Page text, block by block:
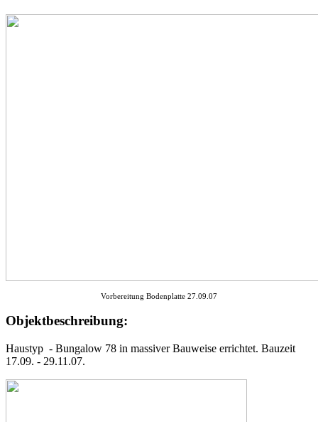
Vorbereitung Bodenplatte 27.09.07
Objektbeschreibung:
Haustyp - Bungalow 78 in massiver Bauweise errichtet. Bauzeit
17.09. - 29.11.07.